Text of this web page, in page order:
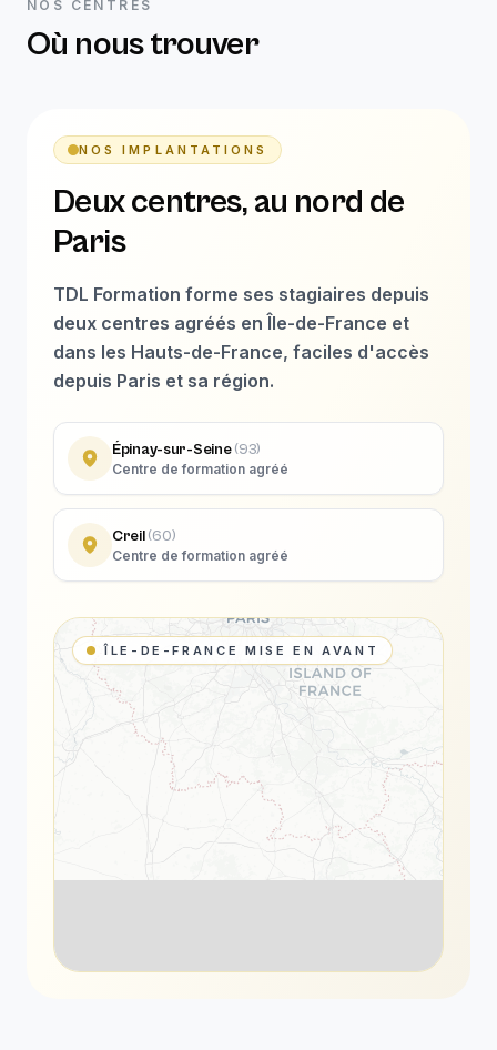
NOS CENTRES
Où nous trouver
NOS IMPLANTATIONS
Deux centres, au nord de
Paris
TDL Formation forme ses stagiaires depuis
deux centres agréés en Île-de-France et
dans les Hauts-de-France, faciles d'accès
depuis Paris et sa région.
Épinay-sur-Seine (93)
Centre de formation agréé
Creil (60)
Centre de formation agréé
ÎLE-DE-FRANCE MISE EN AVANT